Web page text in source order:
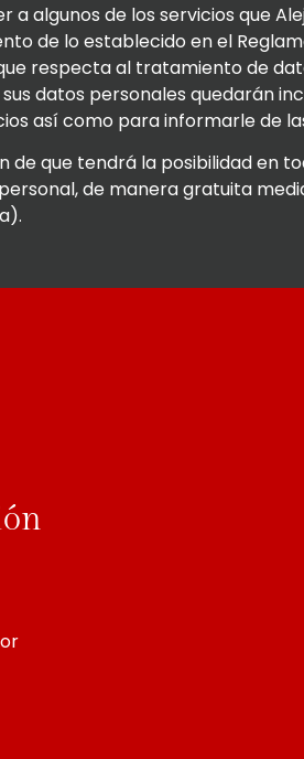
a algunos de los servicios que
de lo establecido en el
respecta al tratamiento de
datos personales quedarán
así como para informarle de
de que tendrá la posibilidad en
de manera gratuita